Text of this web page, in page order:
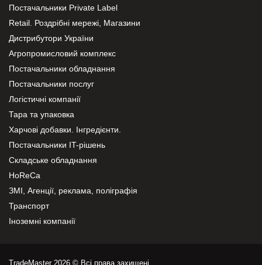
Постачальники Private Label
Retail. Роздрібні мережі, Магазини
Дистрибутори України
Агропромисловий комплекс
Постачальники обладнання
Постачальники послуг
Логістичні компанії
Тара та упаковка
Харчові добавки. Інгредієнти.
Постачальники IT-рішень
Складське обладнання
HoReCa
ЗМІ, Агенції, реклама, поліграфія
Транспорт
Іноземні компанії
TradeMaster 2026 © Всі права захищені.